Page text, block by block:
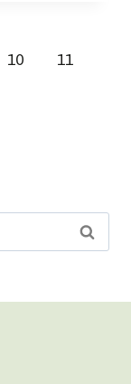
10 11
Cerca